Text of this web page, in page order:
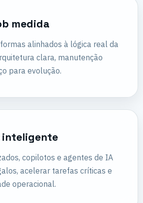
medida
alinhados à lógica real da
clara, manutenção
para evolução.
inteligente
copilotos e agentes de IA
acelerar tarefas críticas e
operacional.